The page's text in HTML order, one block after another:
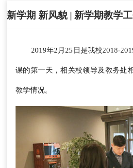
2019年2月25日是我校2018-
课的第一天，相关校领导及教务处
教学情况。